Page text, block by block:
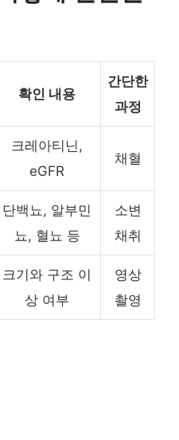
확인 내용
간단한
과정
크레아티닌,
eGFR
채혈
단백뇨, 알부민
뇨, 혈뇨 등
소변
채취
크기와 구조 이
상 여부
영상
촬영